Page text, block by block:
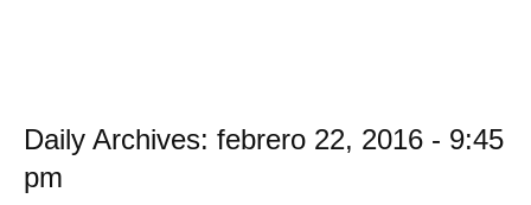
Daily Archives: febrero 22, 2016 - 9:45
pm